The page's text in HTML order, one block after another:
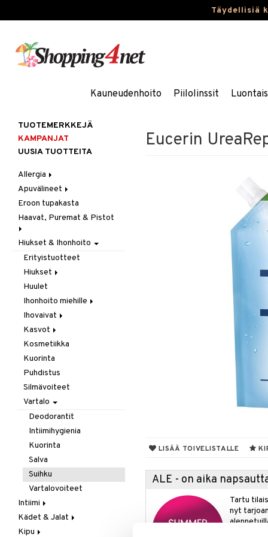
Täydellisiä
Kauneudenhoito Piilolinssit
Eucerin
LISÄÄ TOIVELISTALLE
ALE - on aika
Tartu
nyt
TUOTEMERKKEJÄ
KAMPANJAT
UUSIA TUOTTEITA
Allergia
Nenäsuihkeet
Silmätipat
Apuvälineet
Hygienia
Kävely & Seisominen
Saa kiinni & Ylety
Eroon tupakasta
Haavat, Puremat & Pistot
Ensiapu
Haavat
Laastarit & Teipit
Puremat / Pistokset
Verenvuoto
Hiukset & Ihonhoito
Erityistuotteet
Hiukset
Hilse
Hiusten oheneminen
Karvojen poisto
Shamppoo & Hoitoaine
Hoitoaine
Shamppoo
Täit
Huulet
Ihonhoito miehille
Parranajo / Sheivaus
Puhdistus
Ihovaivat
Akne
Ekseema
Kuiva iho
Ongelmaiho
Kasvot
Akne
Kasvovoiteet
Herkkä iho
Kuiva iho
Normaali iho
Rasvainen iho
Ongelmaiho
Kosmetiikka
Kuorinta
Puhdistus
Silmävoiteet
Vartalo
Deodorantit
Intiimihygienia
Kuorinta
Salva
Suihku
Vartalovoiteet
Intiimi
Ehkäisyvälineet
Inkontinenssi
Kädet & Jalat
Jalkojen hoito
Kipu